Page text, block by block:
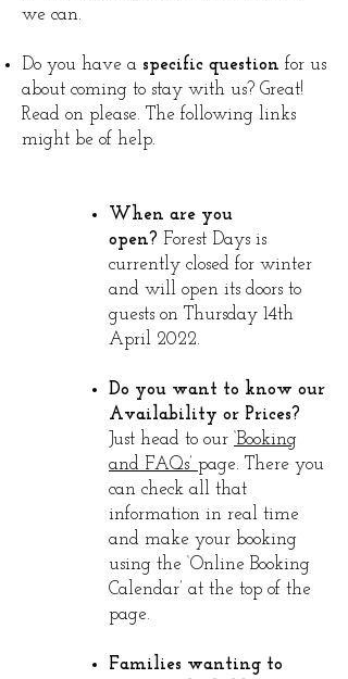
we can.
Do you have a specific question for us
about coming to stay with us? Great!
Read on please. The following links
might be of help.
When are you
open? Forest Days is
currently closed for winter
and will open its doors to
guests on Thursday 14th
April 2022.
Do you want to know our
Availability or Prices?
Just head to our ‘Booking
and FAQs’ page. There you
can check all that
information in real time
and make your booking
using the ‘Online Booking
Calendar’ at the top of the
page.
Families wanting to